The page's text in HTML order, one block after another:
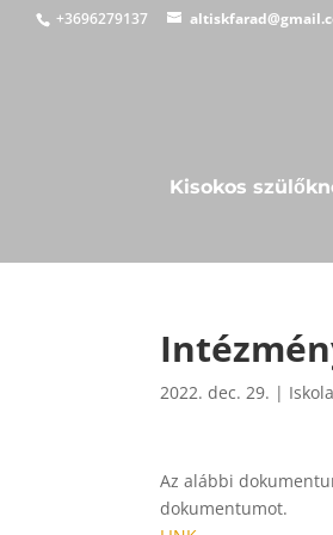
+3696279137
Kisokos
2022. dec. 29. |
Az alábbi
dokumentumot.